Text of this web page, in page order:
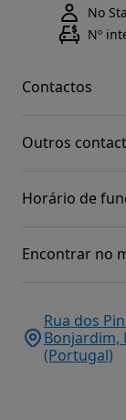
No
Nº
Contactos
Outros
Horário de
Encontrar no
Rua dos
Bonjardim,
(Portugal)